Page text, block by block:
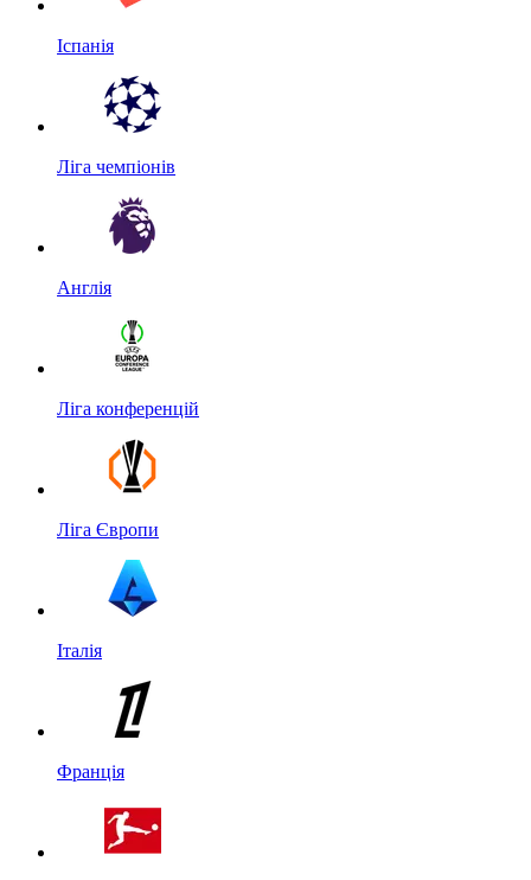
Іспанія
Ліга чемпіонів
Англія
Ліга конференцій
Ліга Європи
Італія
Франція